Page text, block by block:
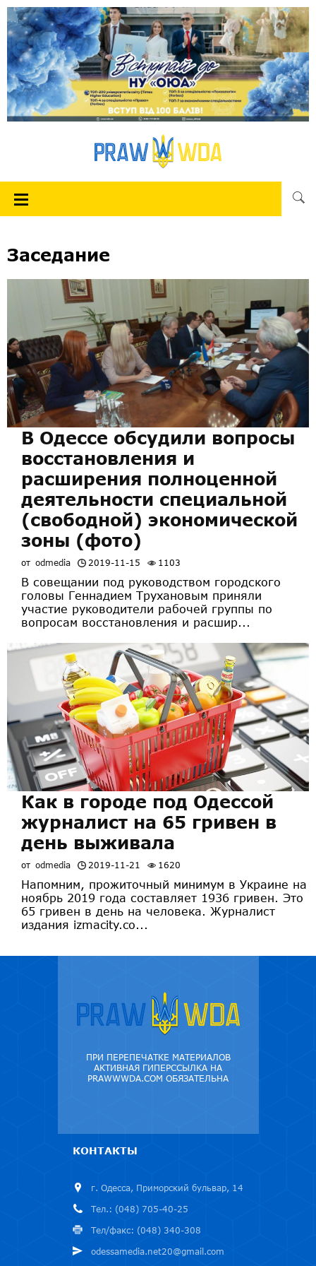
Заседание
В Одессе обсудили вопросы
восстановления и
расширения полноценной
деятельности специальной
(свободной) экономической
зоны (фото)
от odmedia 2019-11-15 1103
В совещании под руководством городского
головы Геннадием Трухановым приняли
участие руководители рабочей группы по
вопросам восстановления и расшир...
Как в городе под Одессой
журналист на 65 гривен в
день выживала
от odmedia 2019-11-21 1620
Напомним, прожиточный минимум в Украине на
ноябрь 2019 года составляет 1936 гривен. Это
65 гривен в день на человека. Журналист
издания izmacity.co...
ПРИ ПЕРЕПЕЧАТКЕ МАТЕРИАЛОВ
АКТИВНАЯ ГИПЕРССЫЛКА НА
PRAWWWDA.COM ОБЯЗАТЕЛЬНА
КОНТАКТЫ
г. Одесса, Приморский бульвар, 14
Тел.: (048) 705-40-25
Тел/факс: (048) 340-308
odessamedia.net20@gmail.com